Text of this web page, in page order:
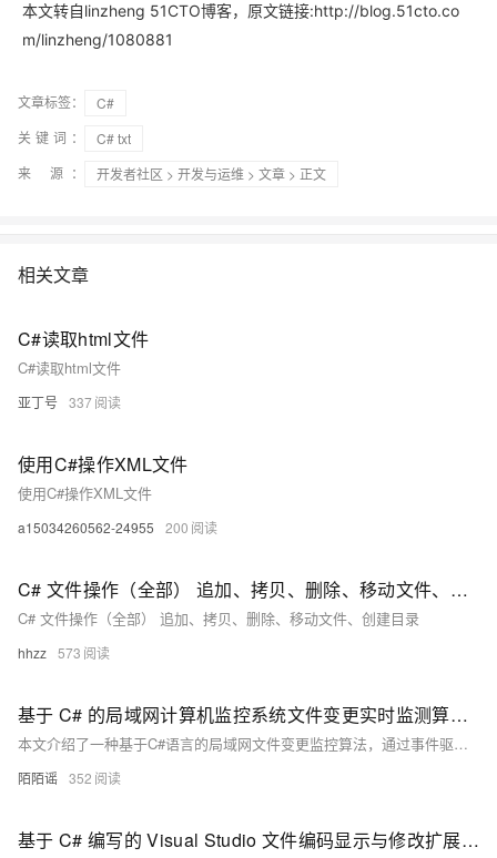
本文转自linzheng 51CTO博客，原文链接:http://blog.51cto.co
m/linzheng/1080881
文章标签：
C#
关键词：
C# txt
来 源：
开发者社区 > 开发与运维 > 文章 > 正文
相关文章
C#读取html文件
C#读取html文件
亚丁号 337
使用C#操作XML文件
使用C#操作XML文件
a15034260562-24955 200
C# 文件操作（全部） 追加、拷贝、删除、移动文件、创建目录
C# 文件操作（全部） 追加、拷贝、删除、移动文件、创建目录
hhzz 573
基于 C# 的局域网计算机监控系统文件变更实时监测算法设计与实现研究
本文介绍了一种基于C#语言的局域网文件变更监控算法，通过事件驱动与批处理机制结合，实现高效、低负载的文件系统实时监控。核心内容涵盖监控机制选择（如事件触发机制）、数据结构设计（如监控文件列表、事件队列）及批处理优化策略。文章详细解析了C#实现的核心代码，并提出性能优化与可靠性保障措施，包括批量处理、事件过滤和异步处理等技术。最后，探讨了该算法在企业数据安全监控、文件同步备份等场景的应用潜力，以及未来向智能化扩展的方向，如文件内容分析、智能告警机制和分布式监控架构。
陌陌谣 352
基于 C# 编写的 Visual Studio 文件编码显示与修改扩展插件